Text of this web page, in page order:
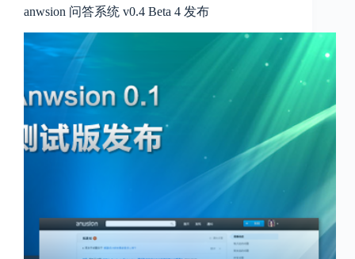
anwsion 问答系统 v0.4 Beta 4 发布